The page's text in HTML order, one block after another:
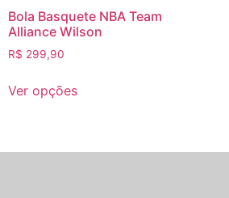
Bola Basquete NBA Team
Alliance Wilson
R$ 299,90
Ver opções